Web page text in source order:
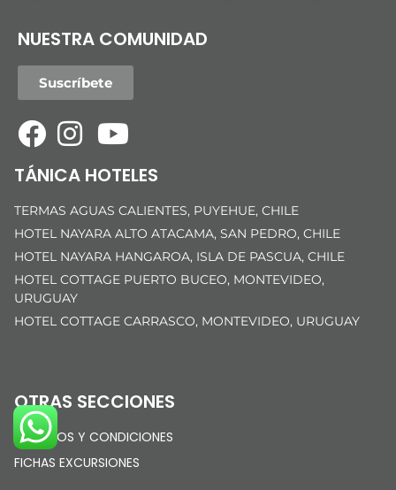
NUESTRA COMUNIDAD
Suscríbete
TÁNICA HOTELES
TERMAS AGUAS CALIENTES, PUYEHUE, CHILE
HOTEL NAYARA ALTO ATACAMA, SAN PEDRO, CHILE
HOTEL NAYARA HANGAROA, ISLA DE PASCUA, CHILE
HOTEL COTTAGE PUERTO BUCEO, MONTEVIDEO,
URUGUAY
HOTEL COTTAGE CARRASCO, MONTEVIDEO, URUGUAY
OTRAS SECCIONES
TÉRMINOS Y CONDICIONES
FICHAS EXCURSIONES